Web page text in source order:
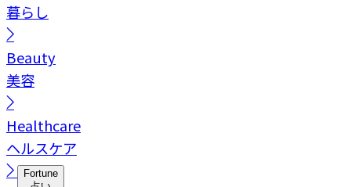
暮らし
Beauty
美容
Healthcare
ヘルスケア
Fortune